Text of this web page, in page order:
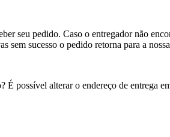
seu pedido. Caso o entregador não
sem sucesso o pedido retorna para a
possível alterar o endereço de entrega